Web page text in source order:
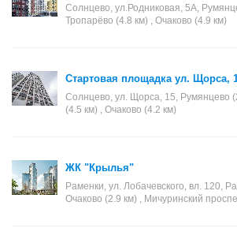
Солнцево, ул.Родниковая, 5А,
Тропарёво (4.8 км) , Очаково (4.9 км)
Стартовая площадка ул. Щорса,
Солнцево, ул. Щорса, 15, Румянцево
(4.5 км) , Очаково (4.2 км)
ЖК "Крылья"
Раменки, ул. Лобачевского, вл. 120,
Очаково (2.9 км) , Мичуринский